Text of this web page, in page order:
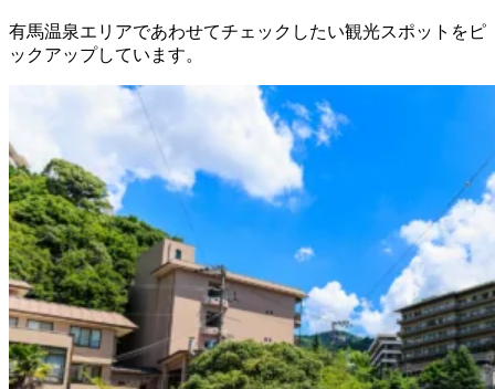
有馬温泉エリアであわせてチェックしたい観光スポットをピ
ックアップしています。